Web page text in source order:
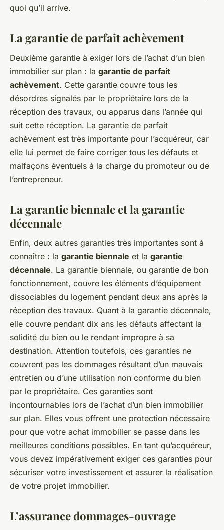
quoi qu’il arrive.
La garantie de parfait achèvement
Deuxième garantie à exiger lors de l’achat d’un bien
immobilier sur plan : la garantie de parfait
achèvement. Cette garantie couvre tous les
désordres signalés par le propriétaire lors de la
réception des travaux, ou apparus dans l’année qui
suit cette réception. La garantie de parfait
achèvement est très importante pour l’acquéreur, car
elle lui permet de faire corriger tous les défauts et
malfaçons éventuels à la charge du promoteur ou de
l’entrepreneur.
La garantie biennale et la garantie
décennale
Enfin, deux autres garanties très importantes sont à
connaître : la garantie biennale et la garantie
décennale. La garantie biennale, ou garantie de bon
fonctionnement, couvre les éléments d’équipement
dissociables du logement pendant deux ans après la
réception des travaux. Quant à la garantie décennale,
elle couvre pendant dix ans les défauts affectant la
solidité du bien ou le rendant impropre à sa
destination. Attention toutefois, ces garanties ne
couvrent pas les dommages résultant d’un mauvais
entretien ou d’une utilisation non conforme du bien
par le propriétaire. Ces garanties sont
incontournables lors de l’achat d’un bien immobilier
sur plan. Elles vous offrent une protection nécessaire
pour que votre achat immobilier se passe dans les
meilleures conditions possibles. En tant qu’acquéreur,
vous devez impérativement exiger ces garanties pour
sécuriser votre investissement et assurer la réalisation
de votre projet immobilier.
L’assurance dommages-ouvrage